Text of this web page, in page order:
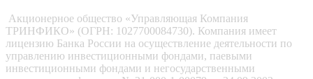
Акционерное общество «Управляющая Компания
ТРИНФИКО» (ОГРН: 1027700084730). Компания имеет
лицензию Банка России на осуществление деятельности по
управлению инвестиционными фондами, паевыми
инвестиционными фондами и негосударственными